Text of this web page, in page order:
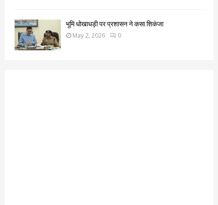
भूमि धोखाधड़ी पर प्रशासन ने कसा शिकंजा
May 2, 2026 0